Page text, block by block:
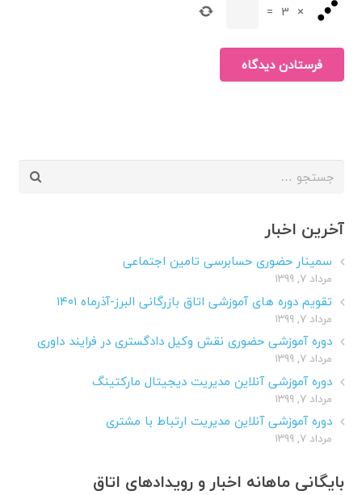
×
3
=
فرستادن دیدگاه
جستجو
آخرین اخبار
سمینار حضوری حسابرسی تامین اجتماعی
مرداد ۷, ۱۳۹۹
تقویم دوره های آموزشی اتاق بازرگانی البرز-آذرماه ۱۴۰۱
مرداد ۷, ۱۳۹۹
دوره آموزشی حضوری نقش وکیل دادگستری در فرایند داوری
مرداد ۷, ۱۳۹۹
دوره آموزشی آنلاین مدیریت دیجیتال مارکتینگ
مرداد ۷, ۱۳۹۹
دوره آموزشی آنلاین مدیریت ارتباط با مشتری
مرداد ۷, ۱۳۹۹
بایگانی ماهانه اخبار و رویدادهای اتاق